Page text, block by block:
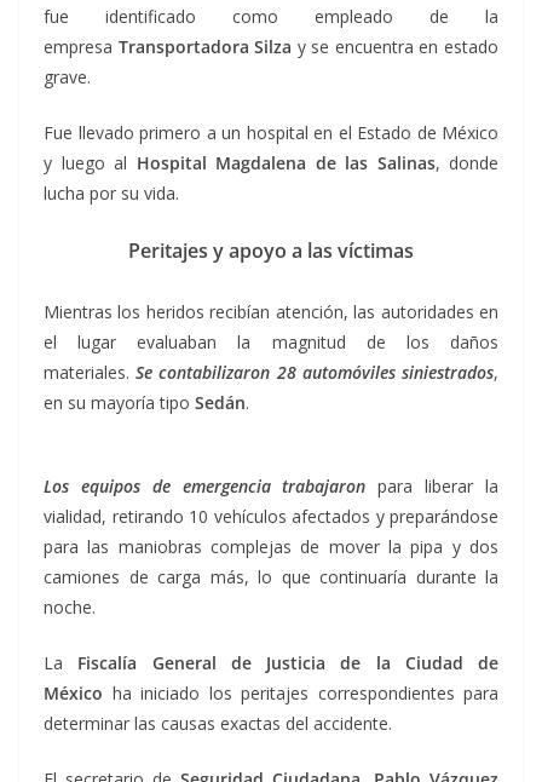
fue identificado como empleado de la
empresa Transportadora Silza y se encuentra en estado
grave.
Fue llevado primero a un hospital en el Estado de México
y luego al Hospital Magdalena de las Salinas, donde
lucha por su vida.
Peritajes y apoyo a las víctimas
Mientras los heridos recibían atención, las autoridades en
el lugar evaluaban la magnitud de los daños
materiales.Se contabilizaron 28 automóviles siniestrados,
en su mayoría tipo Sedán.
Los equipos de emergencia trabajaronpara liberar la
vialidad, retirando 10 vehículos afectados y preparándose
para las maniobras complejas de mover la pipa y dos
camiones de carga más, lo que continuaría durante la
noche.
La Fiscalía General de Justicia de la Ciudad de
México ha iniciado los peritajes correspondientes para
determinar las causas exactas del accidente.